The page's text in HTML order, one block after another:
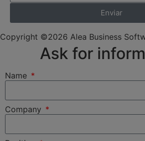
Enviar
Copyright ©2026 Alea Business
Ask for
Name
Company